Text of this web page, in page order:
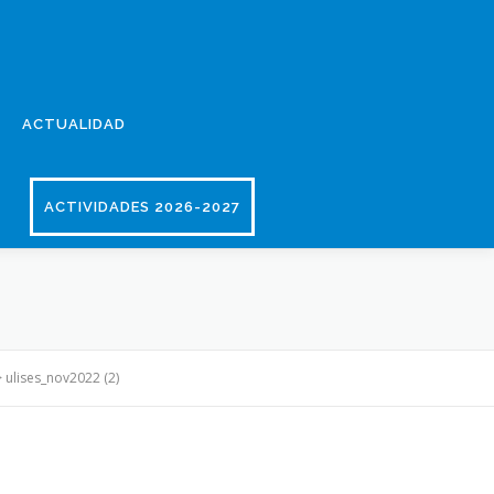
ACTUALIDAD
ACTIVIDADES 2026-2027
ulises_nov2022 (2)